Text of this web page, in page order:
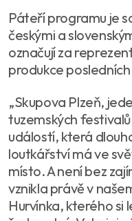
Páteří programu je
českými a
označují za
produkce
„Skupova Plzeň,
tuzemských
událostí, která
loutkářství má ve
místo. A není bez
vznikla právě v
Hurvínka, kterého